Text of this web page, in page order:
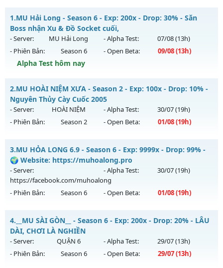
1.MU Hải Long - Season 6 - Exp: 200x - Drop: 30% - Săn
Boss nhận Xu & Đồ Socket cuối,
- Server: MU Hải Long - Alpha Test: 07/08(13h)
- Phiên Bản:
Season 6 - Open Beta: 09/08(13h)
Alpha Test hôm nay
MU Hải Long - Săn Boss nhận Xu & Đồ Socket cuối,
Mu mới ra tháng 08 2026 - Mở máy chủ
13h ngày 09/08/2626
Exp: 200x - Drop: 30%
Thể loại: Mu Nguyên bản Webzen
Antihack: VietGuard
2.MU HOÀI NIỆM XƯA - Season 2 - Exp: 100x - Drop: 10% -
Nguyên Thủy Cày Cuốc 2005
- Server: HOÀI NIỆM - Alpha Test: 30/07(19h)
- Phiên Bản:
Season 2 - Open Beta: 01/08(19h)
MU HOÀI NIỆM XƯA - Nguyên Thủy Cày Cuốc 2005
Mu mới ra tháng 08 2026 - Mở máy chủ
ngày 01/08/2626
Exp: 100x - Drop: 10%
Thể loại: Mu Nguyên bản Webzen
Antihack: Phiên bản mới nhất
3.MU HỎA LONG 6.9 - Season 6 - Exp: 9999x - Drop: 99% -
🌍 Website: https://muhoalong.pro
- Server:
https://facebook.com/muhoalong
- Alpha Test: 30/07(19h)
- Phiên Bản: Season 6 - Open Beta: 01/08(19h)
MU HỎA LONG 6.9 - 🌍 Website: https://muhoalong.pro
Mu mới ra tháng 08 2026 - Mở máy chủ
https://facebook.com/muhoalongvào 19h ngày
01/08/2626
4. __MU SÀI GÒN__ - Season 6 - Exp: 200x - Drop: 20% - LÂU
DÀI, CHƠI LÀ NGHIỀN
- Server: QUẬN 6 - Alpha Test: 29/07(13h)
- Phiên Bản:
Season 6 - Open Beta: 29/07(13h)